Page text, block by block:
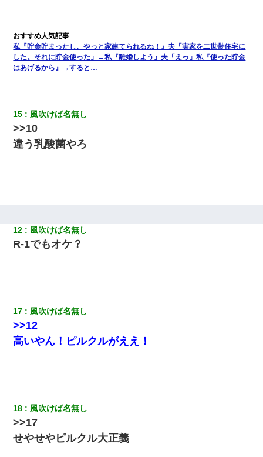
夫に癌の余命宣告。その闘病中に長女から信じられない言葉を受
けた
姉旦那の友達「ほんとのパパだよ～」私のお腹を触ってほざく。
【クズ】昔、兄がお見合いして「ブスすぎｗｗｗ」と断った女性
が、兄の同級生と結婚。それを知った兄は荒れ狂い、｢嫁さん、俺
のお古ですが気分はどう？」とメールを送った→
私『貯金貯まったし、やっと家建てられるね！』夫「実家を二世帯住宅に
した。それに貯金使った」→私『離婚しよう』夫「えっ」私『使った貯金
はあげるから』→すると…
15 風吹けば名無し
>>10
違う乳酸菌やろ
12 風吹けば名無し
R-1でもオケ？
17 風吹けば名無し
>>12
高いやん！ピルクルがええ！
18 風吹けば名無し
>>17
せやせやピルクル大正義